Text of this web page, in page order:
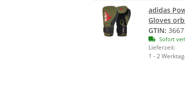
adidas
Gloves
GTIN:
Sofort
Lieferzeit:
1 - 2